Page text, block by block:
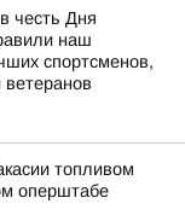
честь Дня
наш
спортсменов,
ветеранов
топливом
оперштабе